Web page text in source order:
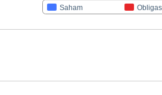
Saham